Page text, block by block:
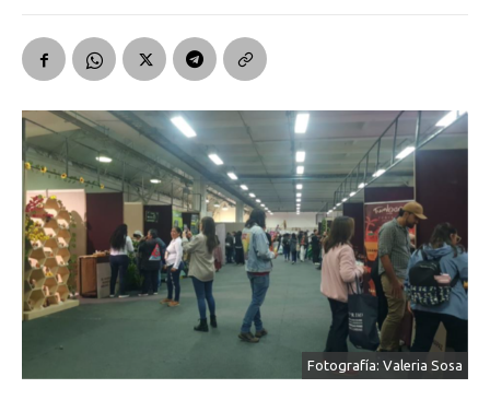
Fotografía: Valeria Sosa